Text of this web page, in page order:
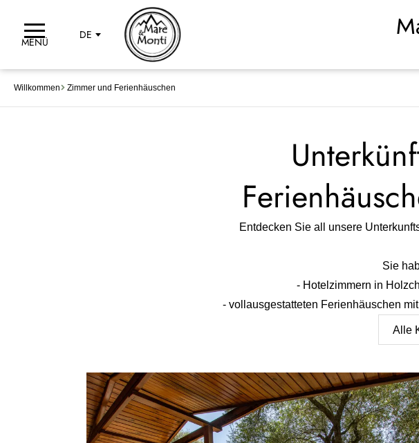
MENÜ
DE
Willkommen Zimmer und Ferienhäuschen
Entdecken Sie all unsere
Sie
- Hotelzimmern in
- vollausgestatteten Ferienhäuschen